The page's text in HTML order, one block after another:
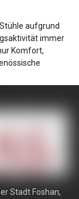
aufgrund
immer
Komfort,
und eine
des Stuhls,
Stadt Foshan,